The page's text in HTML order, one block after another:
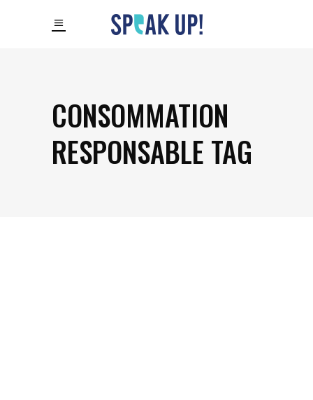
CONSOMMATION
RESPONSABLE TAG